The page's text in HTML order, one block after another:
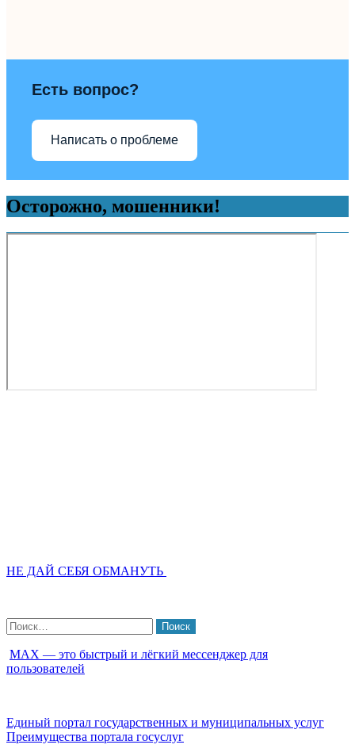
Есть вопрос?
Написать о проблеме
Осторожно, мошенники!
НЕ ДАЙ СЕБЯ ОБМАНУТЬ
Найти:
МАХ — это быстрый и лёгкий мессенджер для
пользователей
Единый портал государственных и муниципальных услуг
Преимущества портала госуслуг